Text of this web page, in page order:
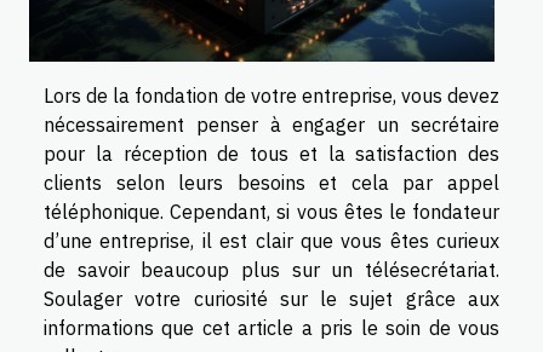
Lors de la fondation de votre entreprise, vous devez
nécessairement penser à engager un secrétaire
pour la réception de tous et la satisfaction des
clients selon leurs besoins et cela par appel
téléphonique. Cependant, si vous êtes le fondateur
d’une entreprise, il est clair que vous êtes curieux
de savoir beaucoup plus sur un télésecrétariat.
Soulager votre curiosité sur le sujet grâce aux
informations que cet article a pris le soin de vous